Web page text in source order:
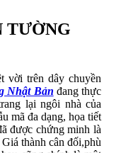
TƯỜNG
vời trên dây chuyền
Nhật Bản đang thực
lại ngôi nhà của
mã đa dạng, họa tiết
được chứng minh là
thành cân đối,phù